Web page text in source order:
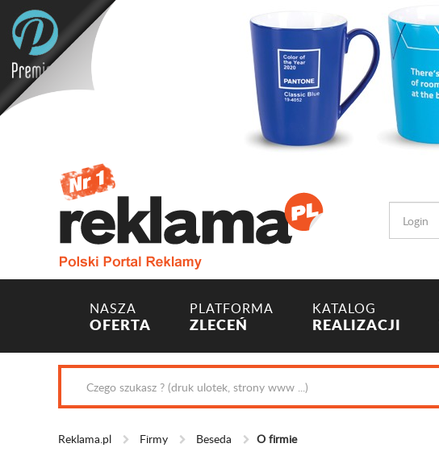
NASZA
OFERTA
PLATFORMA
ZLECEŃ
KATALOG
REALIZACJI
Reklama.pl Firmy Beseda O firmie